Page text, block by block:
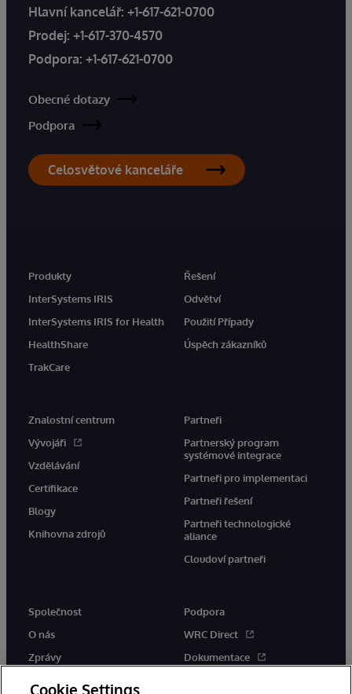
Hlavní kancelář: +1-617-621-0700
Prodej: +1-617-370-4570
Podpora: +1-617-621-0700
Obecné dotazy
Podpora
Celosvětové kanceláře
Produkty
InterSystems IRIS
InterSystems IRIS for Health
HealthShare
TrakCare
Řešení
Odvětví
Použití Případy
Úspěch zákazníků
Znalostní centrum
Vývojáři
Vzdělávání
Certifikace
Blogy
Knihovna zdrojů
Partneři
Partnerský program
systémové integrace
Partneři pro implementaci
Partneři řešení
Partneři technologické
aliance
Cloudoví partneři
Společnost
O nás
Zprávy
Podpora
WRC Direct
Dokumentace
Cookie Settings